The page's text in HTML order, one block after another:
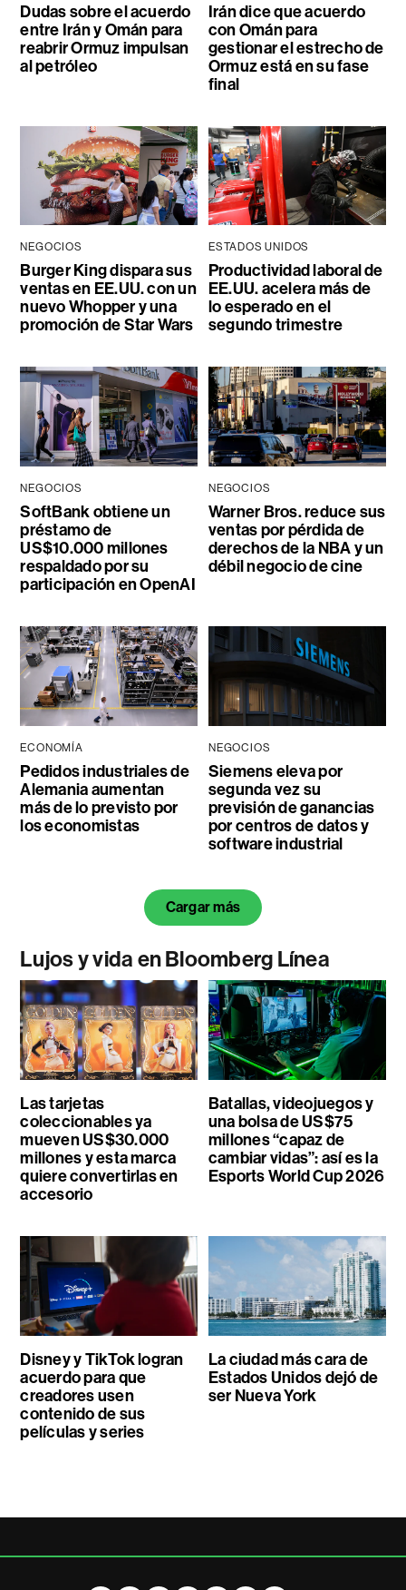
Dudas sobre el acuerdo
entre Irán y Omán para
reabrir Ormuz impulsan
al petróleo
Irán dice que acuerdo
con Omán para
gestionar el estrecho de
Ormuz está en su fase
final
NEGOCIOS
Burger King dispara sus
ventas en EE.UU. con un
nuevo Whopper y una
promoción de Star Wars
ESTADOS UNIDOS
Productividad laboral de
EE.UU. acelera más de
lo esperado en el
segundo trimestre
NEGOCIOS
SoftBank obtiene un
préstamo de
US$10.000 millones
respaldado por su
participación en OpenAI
NEGOCIOS
Warner Bros. reduce sus
ventas por pérdida de
derechos de la NBA y un
débil negocio de cine
ECONOMÍA
Pedidos industriales de
Alemania aumentan
más de lo previsto por
los economistas
NEGOCIOS
Siemens eleva por
segunda vez su
previsión de ganancias
por centros de datos y
software industrial
Cargar más
Lujos y vida en Bloomberg Línea
Las tarjetas
coleccionables ya
mueven US$30.000
millones y esta marca
quiere convertirlas en
accesorio
Batallas, videojuegos y
una bolsa de US$75
millones “capaz de
cambiar vidas”: así es la
Esports World Cup 2026
Disney y TikTok logran
acuerdo para que
creadores usen
contenido de sus
películas y series
La ciudad más cara de
Estados Unidos dejó de
ser Nueva York